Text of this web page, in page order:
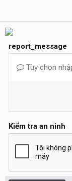
report_message
Tùy chọn
Kiểm tra an ninh